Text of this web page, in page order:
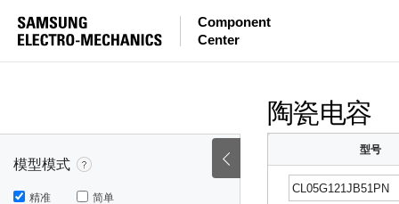
Component
Center
模型模式
精准 简单
陶瓷电容
型号
~
~
~